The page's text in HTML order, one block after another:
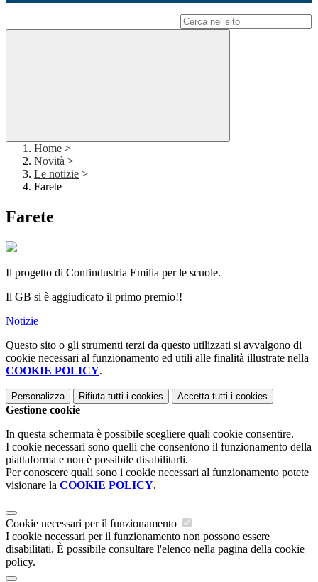
Home >
Novità >
Le notizie >
Farete
Farete
Il progetto di Confindustria Emilia per le scuole.
Il GB si è aggiudicato il primo premio!!
Notizie
Questo sito o gli strumenti terzi da questo utilizzati si avvalgono di
cookie necessari al funzionamento ed utili alle finalità illustrate nella
COOKIE POLICY.
Personalizza Rifiuta tutti i cookies Accetta tutti i cookies
Gestione cookie
In questa schermata è possibile scegliere quali cookie consentire.
I cookie necessari sono quelli che consentono il funzionamento della
piattaforma e non è possibile disabilitarli.
Per conoscere quali sono i cookie necessari al funzionamento potete
visionare la COOKIE POLICY.
Cookie necessari per il funzionamento
I cookie necessari per il funzionamento non possono essere
disabilitati. È possibile consultare l'elenco nella pagina della cookie
policy.